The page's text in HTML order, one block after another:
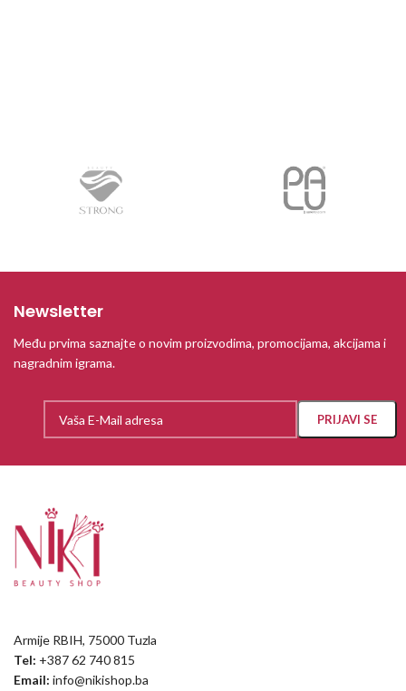
Newsletter
Među prvima saznajte o novim proizvodima, promocijama, akcijama i
nagradnim igrama.
Armije RBIH, 75000 Tuzla
Tel: +387 62 740 815
Email: info@nikishop.ba